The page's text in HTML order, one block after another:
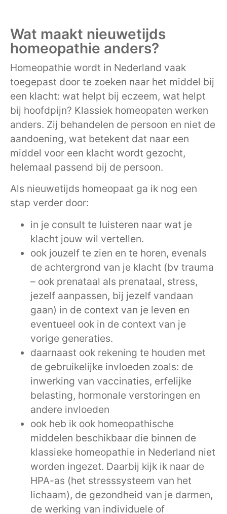
Wat maakt nieuwetijds
homeopathie anders?
Homeopathie wordt in Nederland vaak
toegepast door te zoeken naar het middel bij
een klacht: wat helpt bij eczeem, wat helpt
bij hoofdpijn? Klassiek homeopaten werken
anders. Zij behandelen de persoon en niet de
aandoening, wat betekent dat naar een
middel voor een klacht wordt gezocht,
helemaal passend bij de persoon.
Als nieuwetijds homeopaat ga ik nog een
stap verder door:
in je consult te luisteren naar wat je
klacht jouw wil vertellen.
ook jouzelf te zien en te horen, evenals
de achtergrond van je klacht (bv trauma
– ook prenataal als prenataal, stress,
jezelf aanpassen, bij jezelf vandaan
gaan) in de context van je leven en
eventueel ook in de context van je
vorige generaties.
daarnaast ook rekening te houden met
de gebruikelijke invloeden zoals: de
inwerking van vaccinaties, erfelijke
belasting, hormonale verstoringen en
andere invloeden
ook heb ik ook homeopathische
middelen beschikbaar die binnen de
klassieke homeopathie in Nederland niet
worden ingezet. Daarbij kijk ik naar de
HPA-as (het stresssysteem van het
lichaam), de gezondheid van je darmen,
de werking van individuele of